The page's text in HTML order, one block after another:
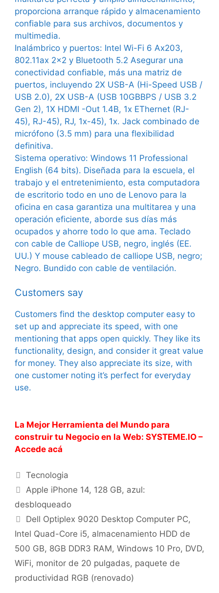
proporciona arranque rápido y almacenamiento
confiable para sus archivos, documentos y
multimedia.
Inalámbrico y puertos: Intel Wi-Fi 6 Ax203,
802.11ax 2×2 y Bluetooth 5.2 Asegurar una
conectividad confiable, más una matriz de
puertos, incluyendo 2X USB-A (Hi-Speed ​​USB /
USB 2.0), 2X USB-A (USB 10GBBPS / USB 3.2
Gen 2), 1X HDMI -Out 1.4B, 1x EThernet (RJ-
45), RJ-45), RJ, 1x-45), 1x. Jack combinado de
micrófono (3.5 mm) para una flexibilidad
definitiva.
Sistema operativo: Windows 11 Professional
English (64 bits). Diseñada para la escuela, el
trabajo y el entretenimiento, esta computadora
de escritorio todo en uno de Lenovo para la
oficina en casa garantiza una multitarea y una
operación eficiente, aborde sus días más
ocupados y ahorre todo lo que ama. Teclado
con cable de Calliope USB, negro, inglés (EE.
UU.) Y mouse cableado de calliope USB, negro;
Negro. Bundido con cable de ventilación.
Customers say
Customers find the desktop computer easy to
set up and appreciate its speed, with one
mentioning that apps open quickly. They like its
functionality, design, and consider it great value
for money. They also appreciate its size, with
one customer noting it’s perfect for everyday
use.
La Mejor Herramienta del Mundo para
construir tu Negocio en la Web: SYSTEME.IO –
Accede acá
Categorías
Tecnologia
Apple iPhone 14, 128 GB, azul:
desbloqueado
Dell Optiplex 9020 Desktop Computer PC,
Intel Quad-Core i5, almacenamiento HDD de
500 GB, 8GB DDR3 RAM, Windows 10 Pro, DVD,
WiFi, monitor de 20 pulgadas, paquete de
productividad RGB (renovado)